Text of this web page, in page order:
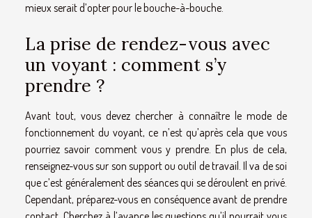
mieux serait d’opter pour le bouche-à-bouche.
La prise de rendez-vous avec
un voyant : comment s’y
prendre ?
Avant tout, vous devez chercher à connaître le mode de
fonctionnement du voyant, ce n’est qu’après cela que vous
pourriez savoir comment vous y prendre. En plus de cela,
renseignez-vous sur son support ou outil de travail. Il va de soi
que c’est généralement des séances qui se déroulent en privé.
Cependant, préparez-vous en conséquence avant de prendre